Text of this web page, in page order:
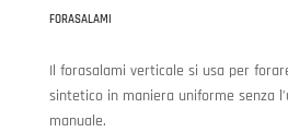
FORASALAMI
Il forasalami verticale si usa per
sintetico in maniera uniforme senza
manuale.